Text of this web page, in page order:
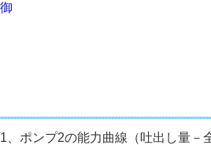
、ポンプ2の能力曲線（吐出し量